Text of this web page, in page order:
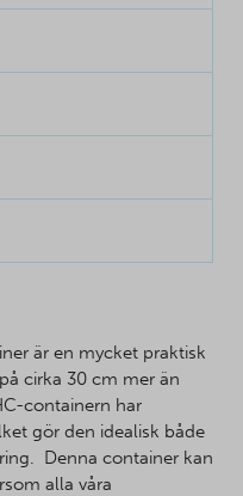
är en mycket praktisk
cirka 30 cm mer än
containern har
gör den idealisk både
Denna container kan
alla våra